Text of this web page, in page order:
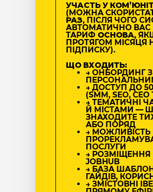
УЧАСТЬ У
(МОЖНА
РАЗ, ПІСЛЯ ЧОГО
АВТОМАТИЧНО ВАС
ТАРИФ ОСНОВА,
ПРОТЯГОМ МІСЯЦЯ
ПІДПИСКУ).
ЩО ВХОДИТЬ:
→ ОНБОРДИНГ З
→ ДОСТУП ДО
(SMM, SEO,
→ ТЕМАТИЧНІ
Й МІСТАМИ —
ЗНАХОДИТЕ
АБО ПОРЯД
→ МОЖЛИВІСТЬ
ПОСЛУГИ
→ РОЗМІЩЕННЯ
JOBHUB
→ БАЗА
ГАЙДІВ,
→ ЗМІСТОВНІ